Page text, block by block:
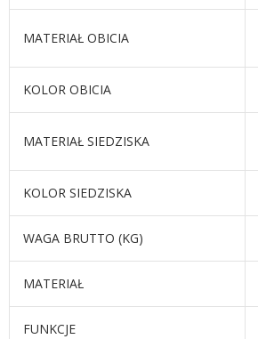
MATERIAŁ OBICIA
KOLOR OBICIA
MATERIAŁ SIEDZISKA
KOLOR SIEDZISKA
WAGA BRUTTO (KG)
MATERIAŁ
FUNKCJE